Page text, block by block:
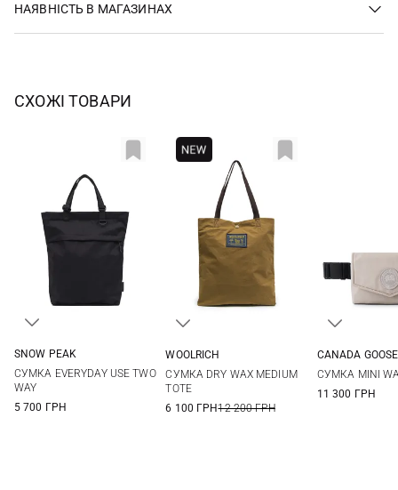
НАЯВНІСТЬ В МАГАЗИНАХ
СХОЖІ ТОВАРИ
SNOW PEAK
СУМКА EVERYDAY USE TWO
WAY
5 700 ГРН
WOOLRICH
СУМКА DRY WAX MEDIUM
TOTE
6 100 ГРН12 200 ГРН
CANADA GOOSE
СУМКА MINI
11 300 ГРН